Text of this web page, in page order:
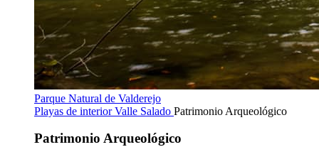
Parque Natural de Valderejo
Playas de interiorValle Salado Patrimonio Arqueológico
Patrimonio Arqueológico